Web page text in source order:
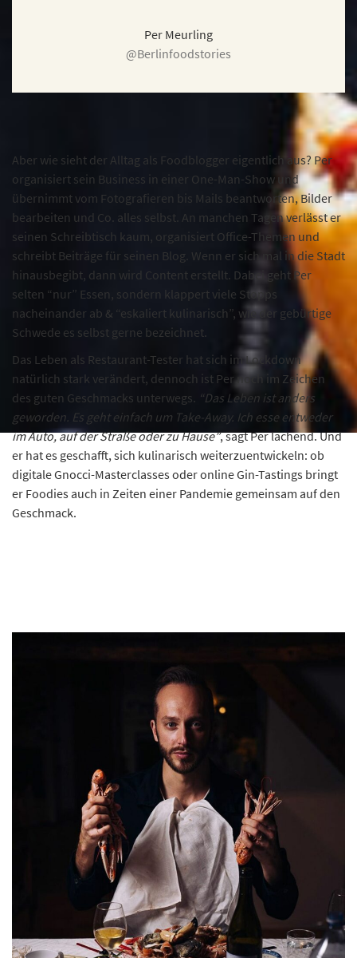
Per Meurling
@Berlinfoodstories
Aber wie sieht der Alltag als Foodblogger eigentlich aus? Per
organisiert sein Business in einer One-Man-Show und
übernimmt vom Fotografieren bis Mails beantworten, Bilder
bearbeiten und Co. alles selbst. An manchen Tagen verlässt er
seinen Schreibtisch kaum, organisiert Office-Themen und
schreibt Beiträge für seinen Blog. Wenn er sich mal in die Stadt
hinausbegibt, dann wird Content erstellt. Dabei geht Per
selten “nur” Essen, sondern klappert viele Stopps
nacheinander ab & “eskaliert kulinarisch”, wie der gebürtige
Schwede es selbst gerne bezeichnet.
Das Leben als Restaurant-Tester hat sich im Lockdown
natürlich stark verändert, dennoch ist Per noch im Zeichen
des guten Geschmacks unterwegs. “Das Leben ist anders
geworden. Es geht einfach um Take-Away. Ich esse entweder
im Auto, auf der Straße oder zu Hause”, sagt Per lachend. Und
er hat es geschafft, sich kulinarisch weiterzuentwickeln: ob
digitale Gnocci-Masterclasses oder online Gin-Tastings bringt
er Foodies auch in Zeiten einer Pandemie gemeinsam auf den
Geschmack.